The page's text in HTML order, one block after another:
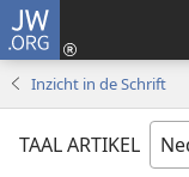
JW.ORG
Inzicht in de Schrift
TAAL ARTIKEL